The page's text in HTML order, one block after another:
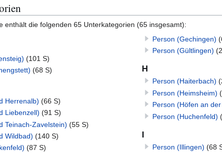
enthält die folgenden 65 Unterkategorien (65 insgesamt):
(101 S)
(68 S)
Herrenalb) (66 S)
Liebenzell) (91 S)
Teinach-Zavelstein) (55 S)
Wildbad) (140 S)
(87 S)
Person (Gechingen)
Person (Gültlingen)
H
Person (Haiterbach)
Person (Heimsheim)
Person (Höfen an
Person (Huchenfeld)
I
Person (Illingen) (68